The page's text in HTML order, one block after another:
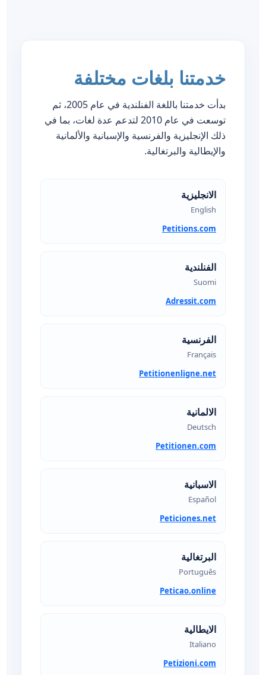
خدمتنا بلغات مختلفة
بدأت خدمتنا باللغة الفنلندية في عام 2005، ثم
توسعت في عام 2010 لتدعم عدة لغات، بما في
ذلك الإنجليزية والفرنسية والإسبانية والألمانية
والإيطالية والبرتغالية.
الانجليزية
English
Petitions.com
الفنلندية
Suomi
Adressit.com
الفرنسية
Français
Petitionenligne.net
الالمانية
Deutsch
Petitionen.com
الاسبانية
Español
Peticiones.net
البرتغالية
Português
Peticao.online
الايطالية
Italiano
Petizioni.com